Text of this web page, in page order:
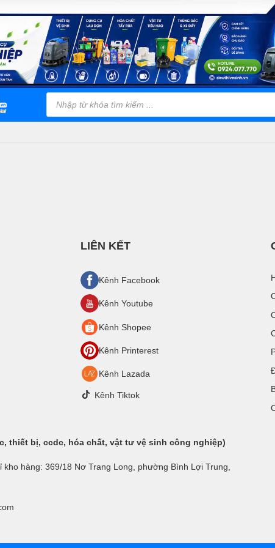
Tìm
kiếm
phẩm
LIÊN KẾT
Kênh Facebook
Kênh Youtube
Kênh Shopee
Kênh Printerest
Kênh Lazada
Kênh Tiktok
thiết bị, ccdc, hóa chất, vật tư vệ sinh công nghiệp)
hàng: 369/18 Nơ Trang Long, phường Bình Lợi Trung,